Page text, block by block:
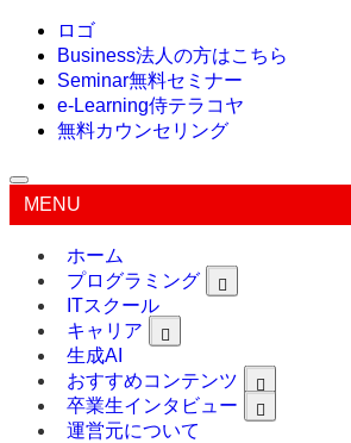
ロゴ
Business法人の方はこちら
Seminar無料セミナー
e-Learning侍テラコヤ
無料カウンセリング
MENU
ホーム
プログラミング
ITスクール
キャリア
生成AI
おすすめコンテンツ
卒業生インタビュー
運営元について